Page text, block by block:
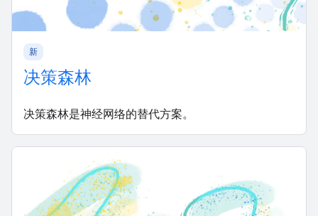
新
决策森林
决策森林是神经网络的替代方案。